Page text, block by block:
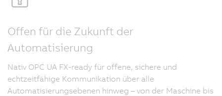
Offen für die Zukunft der
Automatisierung
Nativ OPC UA FX-ready für offene, sichere und
echtzeitfähige Kommunikation über alle
Automatisierungsebenen hinweg – von der Maschine bis